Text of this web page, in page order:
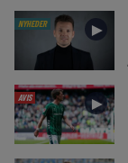
NYHEDER ►
AVIS ►